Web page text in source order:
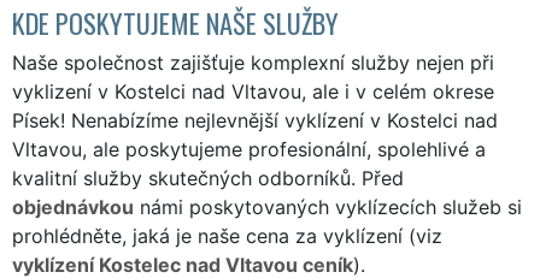
KDE POSKYTUJEME NAŠE SLUŽBY
Naše společnost zajišťuje komplexní služby nejen při
vyklizení v Kostelci nad Vltavou, ale i v celém okrese
Písek! Nenabízíme nejlevnější vyklízení v Kostelci nad
Vltavou, ale poskytujeme profesionální, spolehlivé a
kvalitní služby skutečných odborníků. Před
objednávkou námi poskytovaných vyklízecích služeb si
prohlédněte, jaká je naše cena za vyklízení (viz
vyklízení Kostelec nad Vltavou ceník).